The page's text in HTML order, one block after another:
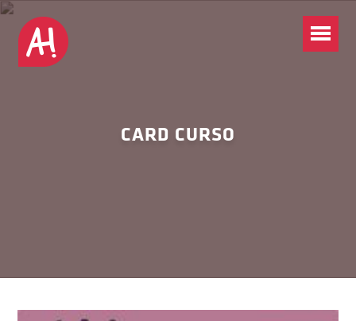
CARD CURSO